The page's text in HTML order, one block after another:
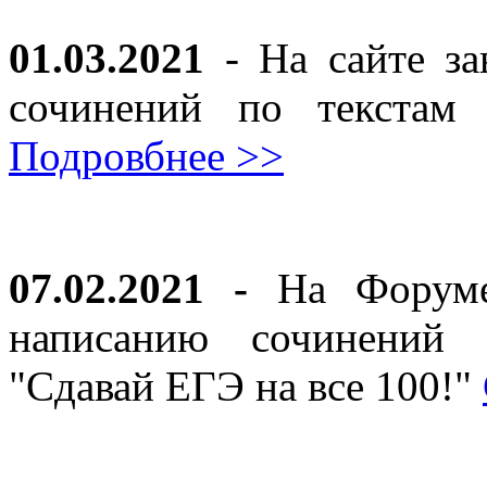
01.03.2021 - На сайте
сочинений по
Подровбнее >>
07.02.2021 - На
написанию
"Сдавай ЕГЭ на все 100!"